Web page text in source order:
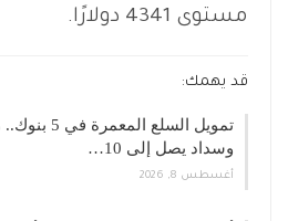
مستوى 4341 دولارًا.
قد يهمك:
تمويل
وسداد يصل إلى 10…
أغسطس 8, 2026